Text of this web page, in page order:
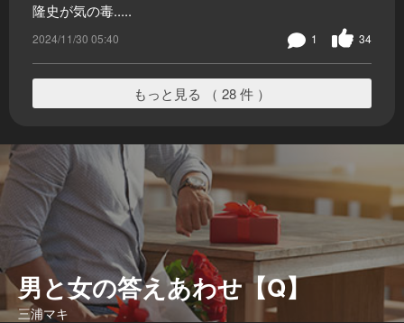
隆史が気の毒.....
2024/11/30 05:40 34
1
もっと見る （ 28 件 ）
男と女の答えあわせ【Q】
三浦マキ